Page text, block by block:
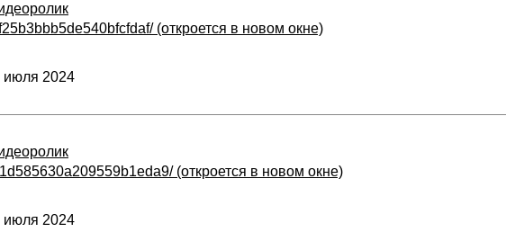
(откроется в новом окне)
июля 2024
(откроется в новом окне)
июля 2024